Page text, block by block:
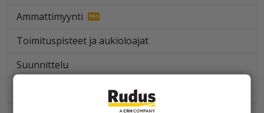
Ammattimyynti
Toimituspisteet ja aukioloajat
Suunnittelu